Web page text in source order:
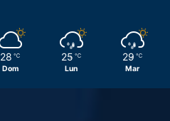
28 ℃
Dom
25 ℃
Lun
29 ℃
Mar